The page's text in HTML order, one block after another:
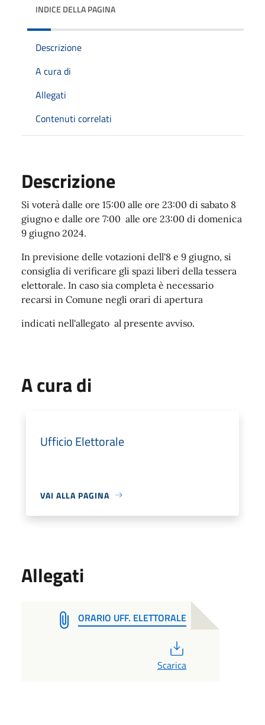
INDICE DELLA PAGINA
Descrizione
A cura di
Allegati
Contenuti correlati
Descrizione
Si voterà dalle ore 15:00 alle ore 23:00 di sabato 8
giugno e dalle ore 7:00 alle ore 23:00 di domenica
9 giugno 2024.
In previsione delle votazioni dell'8 e 9 giugno, si
consiglia di verificare gli spazi liberi della tessera
elettorale. In caso sia completa è necessario
recarsi in Comune negli orari di apertura
indicati nell'allegato al presente avviso.
A cura di
Ufficio Elettorale
VAI ALLA PAGINA
Allegati
ORARIO UFF. ELETTORALE
Scarica